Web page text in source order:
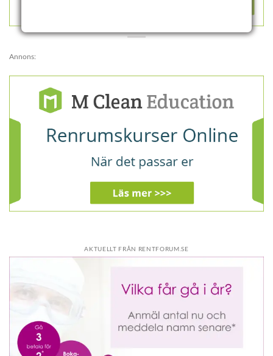
Annons:
AKTUELLT FRÅN RENTFORUM.SE